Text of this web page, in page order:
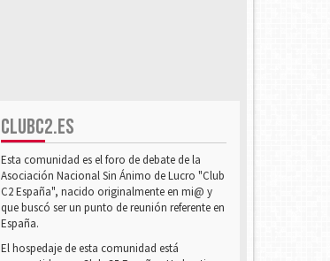
CLUBC2.ES
Esta comunidad es el foro de debate de la
Asociación Nacional Sin Ánimo de Lucro "Club
C2 España", nacido originalmente en mi@ y
que buscó ser un punto de reunión referente en
España.
El hospedaje de esta comunidad está